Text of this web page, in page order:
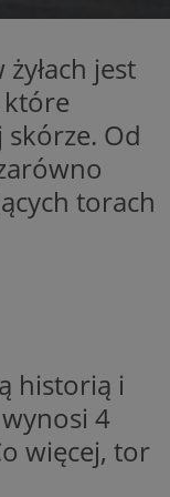
jest
Od
torach
historią i
4
więcej, tor